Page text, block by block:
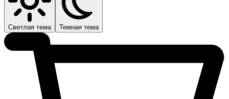
Светлая тема Темная тема